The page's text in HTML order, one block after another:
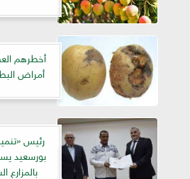
أخطرهم
أمراض
رئيس
بورسعيد
بالمزارع